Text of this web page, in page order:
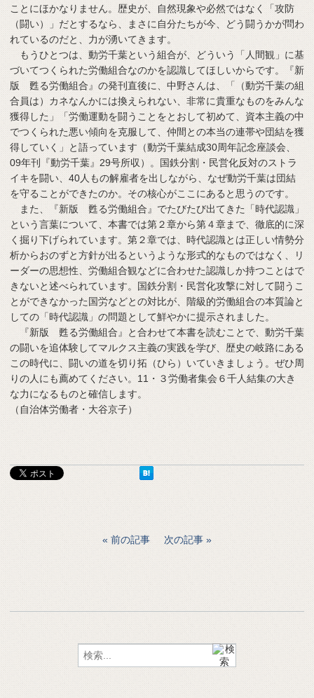
ことにほかなりません。歴史が、自然現象や必然ではなく「攻防
（闘い）」だとするなら、まさに自分たちが今、どう闘うかが問わ
れているのだと、力が湧いてきます。
もうひとつは、動労千葉という組合が、どういう「人間観」に基
づいてつくられた労働組合なのかを認識してほしいからです。『新
版 甦る労働組合』の発刊直後に、中野さんは、「（動労千葉の組
合員は）カネなんかには換えられない、非常に貴重なものをみんな
獲得した」「労働運動を闘うことをとおして初めて、資本主義の中
でつくられた悪い傾向を克服して、仲間との本当の連帯や団結を獲
得していく」と語っています（動労千葉結成30周年記念座談会、
09年刊『動労千葉』29号所収）。国鉄分割・民営化反対のストラ
イキを闘い、40人もの解雇者を出しながら、なぜ動労千葉は団結
を守ることができたのか。その核心がここにあると思うのです。
また、『新版 甦る労働組合』でたびたび出てきた「時代認識」
という言葉について、本書では第２章から第４章まで、徹底的に深
く掘り下げられています。第２章では、時代認識とは正しい情勢分
析からおのずと方針が出るというような形式的なものではなく、リ
ーダーの思想性、労働組合観などに合わせた認識しか持つことはで
きないと述べられています。国鉄分割・民営化攻撃に対して闘うこ
とができなかった国労などとの対比が、階級的労働組合の本質論と
しての「時代認識」の問題として鮮やかに提示されました。
『新版 甦る労働組合』と合わせて本書を読むことで、動労千葉
の闘いを追体験してマルクス主義の実践を学び、歴史の岐路にある
この時代に、闘いの道を切り拓（ひら）いていきましょう。ぜひ周
りの人にも薦めてください。11・３労働者集会６千人結集の大き
な力になるものと確信します。
（自治体労働者・大谷京子）
前の記事 次の記事